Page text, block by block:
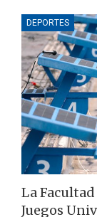
DEPORTES
La
Juegos